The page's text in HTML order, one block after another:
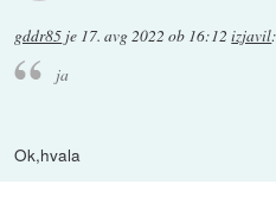
gddr85 je 17. avg 2022 ob 16:12 izjavil:
ja
Ok,hvala